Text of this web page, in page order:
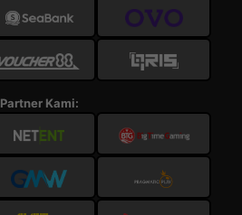
Partner Kami: